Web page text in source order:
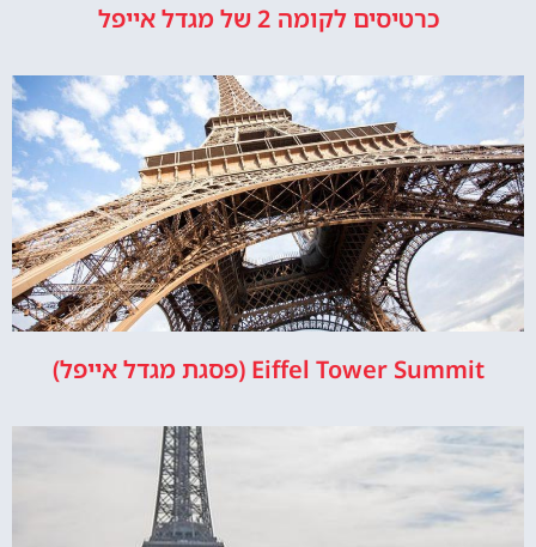
כרטיסים לקומה 2 של מגדל אייפל
Eiffel Tower Summit (פסגת מגדל אייפל)